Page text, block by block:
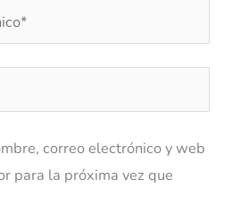
correo electrónico y web
para la próxima vez que